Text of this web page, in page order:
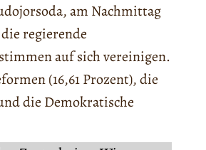
am Nachmittag
regierende
auf sich vereinigen.
(16,61 Prozent), die
die Demokratische